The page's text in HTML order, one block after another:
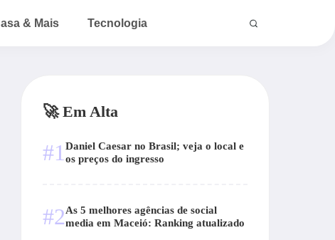
& Mais Tecnologia
🚀 Em Alta
#1 Daniel Caesar no Brasil; veja o local e
os preços do ingresso
#2As 5 melhores agências de social
media em Maceió: Ranking atualizado